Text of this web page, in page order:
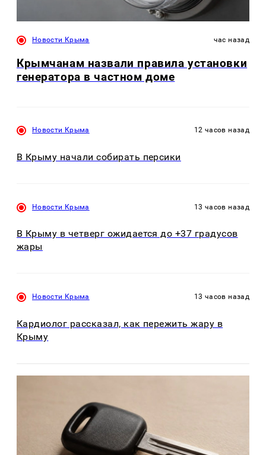
Новости Крыма час назад
Крымчанам назвали правила установки
генератора в частном доме
Новости Крыма 12 часов назад
В Крыму начали собирать персики
Новости Крыма 13 часов назад
В Крыму в четверг ожидается до +37 градусов
жары
Новости Крыма 13 часов назад
Кардиолог рассказал, как пережить жару в
Крыму